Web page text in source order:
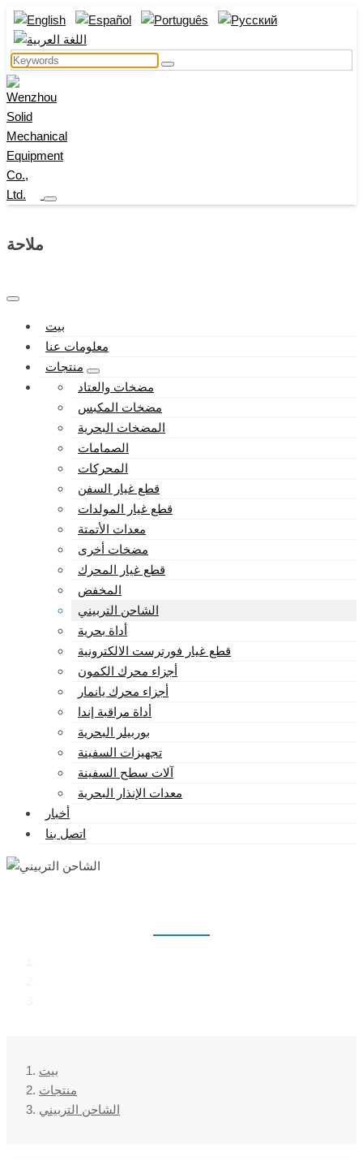
ملاحة
بيت
معلومات عنا
منتجات
مضخات والعتاد
مضخات المكبس
المضخات البحرية
الصمامات
المحركات
قطع غيار السفن
قطع غيار المولدات
معدات الأتمتة
مضخات أخرى
قطع غيار المحرك
المخفض
الشاحن التربيني
أداة بحرية
قطع غيار فورترست الالكترونية
أجزاء محرك الكمون
أجزاء محرك يانمار
أداة مراقبة إندا
بوربيلر البحرية
تجهيزات السفينة
آلات سطح السفينة
معدات الإنذار البحرية
أخبار
اتصل بنا
بيت
منتجات
الشاحن التربيني